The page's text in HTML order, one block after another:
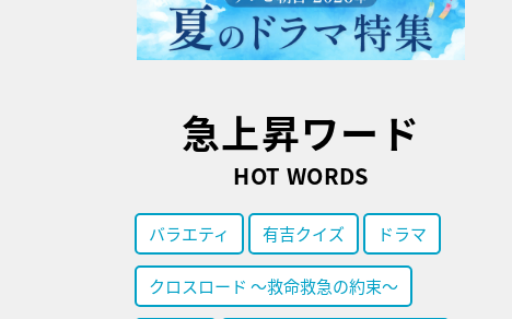
急上昇ワード
HOT WORDS
バラエティ 有吉クイズ ドラマ
クロスロード ～救命救急の約束～